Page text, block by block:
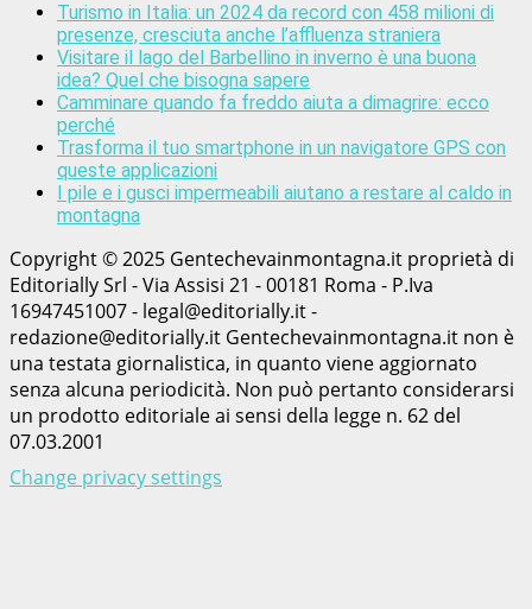
Turismo in Italia: un 2024 da record con 458 milioni di
presenze, cresciuta anche l’affluenza straniera
Visitare il lago del Barbellino in inverno è una buona
idea? Quel che bisogna sapere
Camminare quando fa freddo aiuta a dimagrire: ecco
perché
Trasforma il tuo smartphone in un navigatore GPS con
queste applicazioni
I pile e i gusci impermeabili aiutano a restare al caldo in
montagna
Copyright © 2025 Gentechevainmontagna.it proprietà di
Editorially Srl - Via Assisi 21 - 00181 Roma - P.Iva
16947451007 - legal@editorially.it -
redazione@editorially.it Gentechevainmontagna.it non è
una testata giornalistica, in quanto viene aggiornato
senza alcuna periodicità. Non può pertanto considerarsi
un prodotto editoriale ai sensi della legge n. 62 del
07.03.2001
Change privacy settings